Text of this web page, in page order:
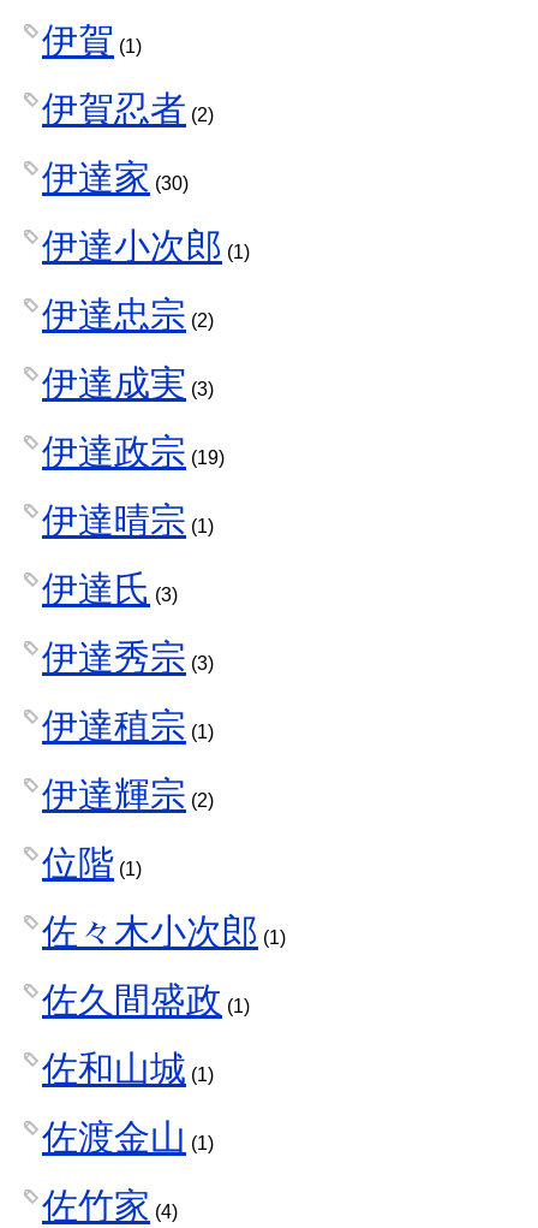
伊賀 (1)
伊賀忍者 (2)
伊達家 (30)
伊達小次郎 (1)
伊達忠宗 (2)
伊達成実 (3)
伊達政宗 (19)
伊達晴宗 (1)
伊達氏 (3)
伊達秀宗 (3)
伊達稙宗 (1)
伊達輝宗 (2)
位階 (1)
佐々木小次郎 (1)
佐久間盛政 (1)
佐和山城 (1)
佐渡金山 (1)
佐竹家 (4)